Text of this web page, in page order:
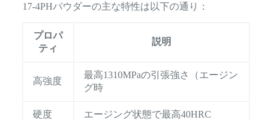
17-4PHパウダーの主な特性は以下の通り：
プロパ
ティ
説明
高強度
最高1310MPaの引張強さ（エージン
グ時
硬度 エージング状態で最高40HRC